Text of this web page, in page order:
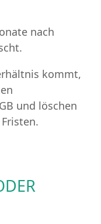
nach
kommt,
und löschen